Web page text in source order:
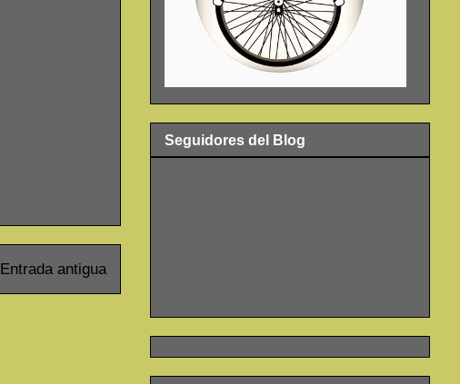
Entrada antigua
Seguidores del Blog